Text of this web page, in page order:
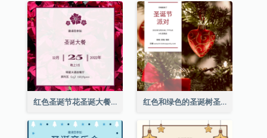
红色圣诞节花圣诞大餐请柬 红色和绿色的圣诞树圣诞派对邀请函